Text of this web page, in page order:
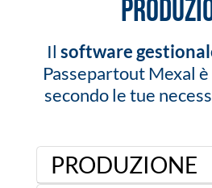
Il software
Passepartout Mexal è
secondo le tue
PRODUZIONE